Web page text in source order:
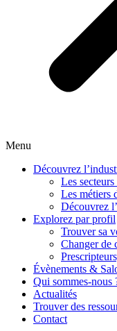
Menu
Découvrez
Les
Les métiers
Découvrez
Explorez par profil
Trouver sa
Changer de
Évènements &
Qui sommes-nous
Actualités
Trouver des
Contact